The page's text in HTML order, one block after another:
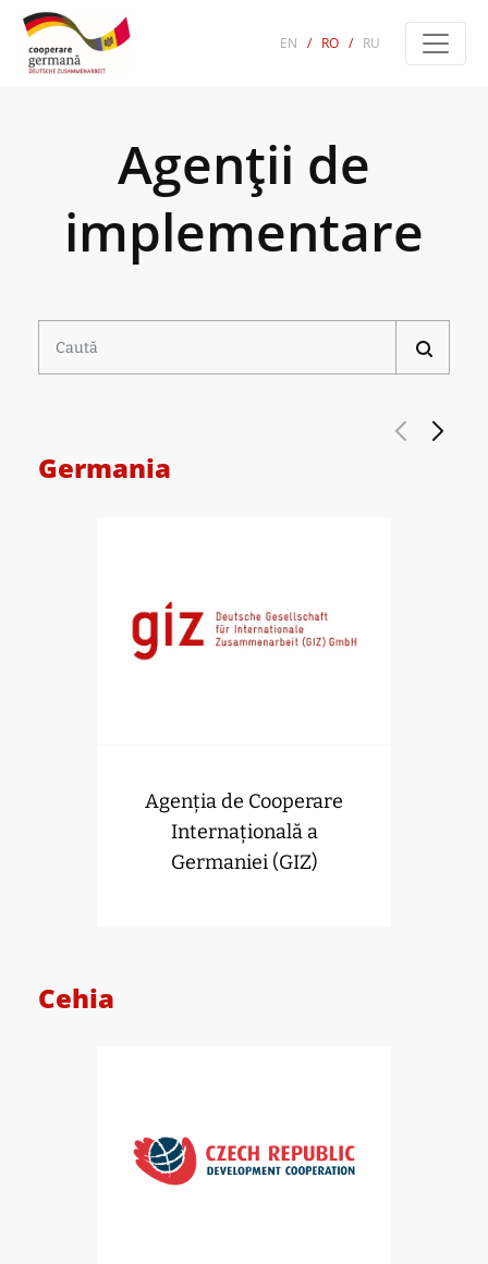
EN / RO / RU
Agenții de
implementare
Germania
Agenția de Cooperare
Internațională a
Germaniei (GIZ)
Cehia